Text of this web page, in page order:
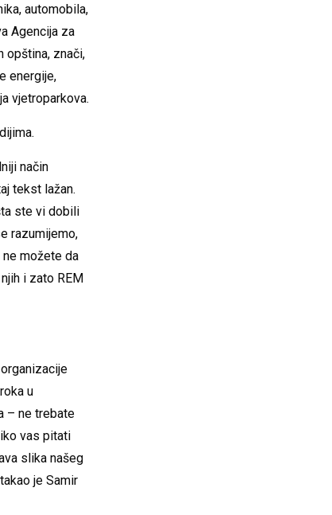
automobila,
Agencija za
opština, znači,
energije,
vjetroparkova.
način
tekst lažan.
ste vi dobili
razumijemo,
možete da
i zato REM
u
– ne trebate
vas pitati
slika našeg
je Samir